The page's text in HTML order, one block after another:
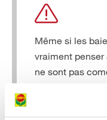
Même si les
vraiment penser
ne sont pas